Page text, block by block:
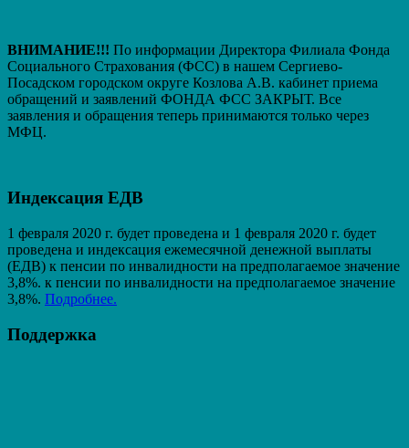
ВНИМАНИЕ!!! По информации Директора Филиала Фонда
Социального Страхования (ФСС) в нашем Сергиево-
Посадском городском округе Козлова А.В. кабинет приема
обращений и заявлений ФОНДА ФСС ЗАКРЫТ. Вcе
заявления и обращения теперь принимаются только через
МФЦ.
Индексация ЕДВ
1 февраля 2020 г. будет проведена и 1 февраля 2020 г. будет
проведена и индексация ежемесячной денежной выплаты
(ЕДВ) к пенсии по инвалидности на предполагаемое значение
3,8%. к пенсии по инвалидности на предполагаемое значение
3,8%. Подробнее.
Поддержка